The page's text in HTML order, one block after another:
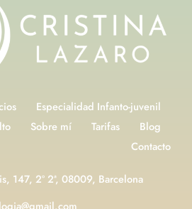
Especialidad Infanto-juvenil
Sobre mí Tarifas
Blog
Contacto
147, 2º 2ª, 08009, Barcelona